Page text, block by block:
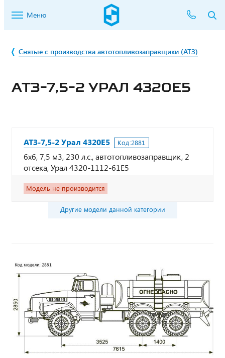
Меню
Снятые с производства автотопливозаправщики (АТЗ)
АТЗ-7,5-2 УРАЛ 4320Е5
АТЗ-7,5-2 Урал 4320Е5 Код:2881
6х6, 7,5 м3, 230 л.с., автотопливозаправщик, 2
отсека, Урал 4320-1112-61Е5
Модель не производится
Другие модели данной категории